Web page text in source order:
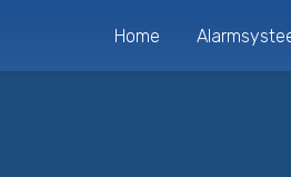
Home